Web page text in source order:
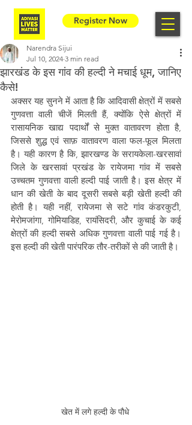
Register Now
झारखंड के इस गांव की हल्दी ने मचाई धूम, जानिए
कैसे!
Narendra Sijui
Jul 10, 2024 3 min read
अक्सर यह सुनने में आता है कि आदिवासी क्षेत्रों में सबसे
गुणवत्ता वाली चीजें मिलती हैं, क्योंकि ऐसे क्षेत्रों में
रासायनिक खाद्य पदार्थों से मुक्त वातावरण होता है,
जिससे शुद्ध एवं साफ़ वातावरण वाला फल-फूल मिलता
है। यही कारण है कि, झारखण्ड के सरायकेला-खरसावां
जिले के खरसावां प्रखंड के रायेजमा गांव में सबसे
उच्चतम गुणवत्ता वाली हल्दी पाई जाती है। इस क्षेत्र में
धान की खेती के बाद दूसरी सबसे बड़ी खेती हल्दी की
होती है। यही नहीं, रायेजमा से सटे गांव कंडरकुटी,
मेरोमजांगा, गोमियाडिह, रायंसिदरी, और कुचाई के कई
क्षेत्रों की हल्दी सबसे अधिक गुणवत्ता वाली पाई गई है।
इस हल्दी की खेती पारंपरिक तौर-तरीकों से की जाती है।
खेत में लगे हल्दी के पौधे